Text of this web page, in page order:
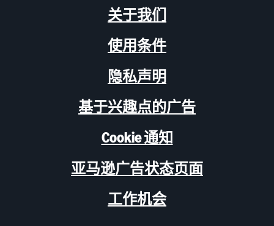
关于我们
使用条件
隐私声明
基于兴趣点的广告
Cookie 通知
亚马逊广告状态页面
工作机会